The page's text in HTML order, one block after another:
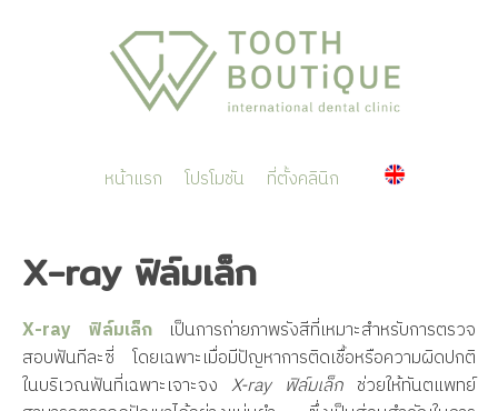
หน้าแรก โปรโมชัน ที่ตั้งคลินิก
X-ray ฟิล์มเล็ก
X-ray ฟิล์มเล็กเป็นการถ่ายภาพรังสีที่เหมาะสำหรับการตรวจ
สอบฟันทีละซี่ โดยเฉพาะเมื่อมีปัญหาการติดเชื้อหรือความผิดปกติ
ในบริเวณฟันที่เฉพาะเจาะจง X-ray ฟิล์มเล็ก ช่วยให้ทันตแพทย์